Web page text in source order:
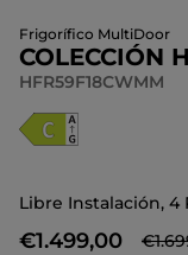
Frigorífico MultiDoor
COLECCIÓN
HFR59F18CWMM
Libre Instalación, 4
€1.499,00